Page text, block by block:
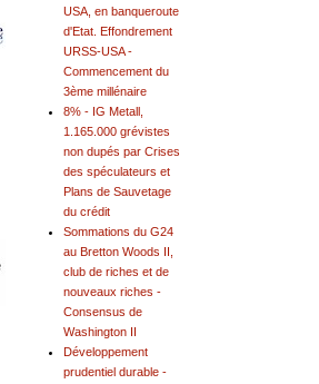
USA, en banqueroute
d'Etat. Effondrement
URSS-USA -
Commencement du
3ème millénaire
8% - IG Metall,
1.165.000 grévistes
non dupés par Crises
des spéculateurs et
Plans de Sauvetage
du crédit
Sommations du G24
au Bretton Woods II,
club de riches et de
nouveaux riches -
Consensus de
Washington II
Développement
prudentiel durable -